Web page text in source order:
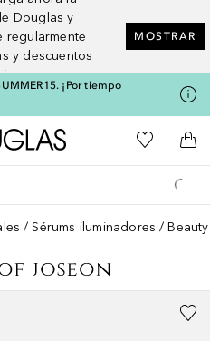
Douglas y
regularmente
y descuentos
MOSTRAR
¡Por tiempo
A Douglas HomeMi lista de
A
Sérums iluminadores